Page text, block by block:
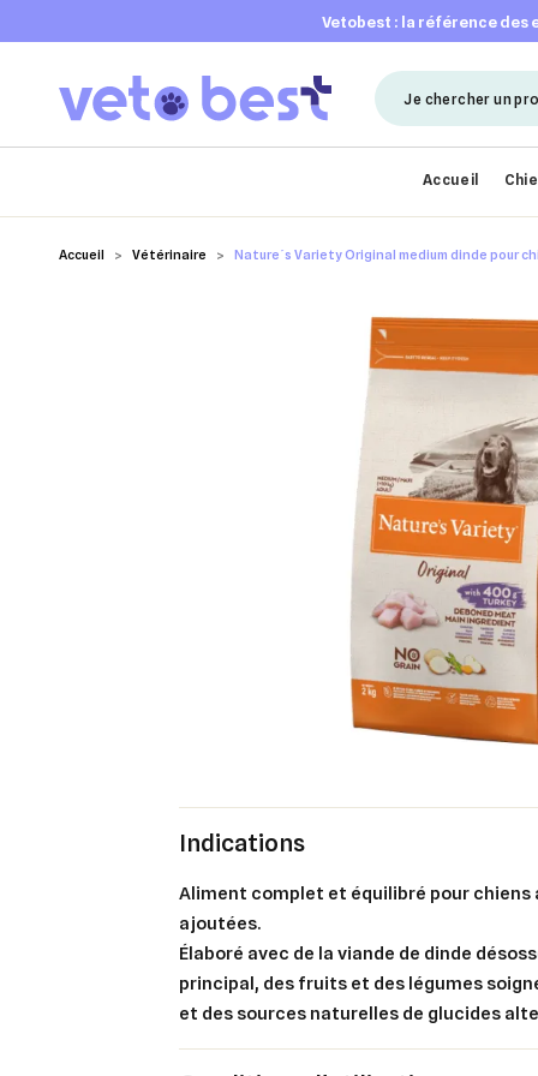
vetobest : la référence des
Accueil
Accueil Vétérinaire Nature´s Variety Original medium dinde pour
Indications
Aliment complet et équilibré pour chiens
ajoutées.
Élaboré avec de la viande de dinde
principal, des fruits et des légumes
et des sources naturelles de glucidesNom
Vous